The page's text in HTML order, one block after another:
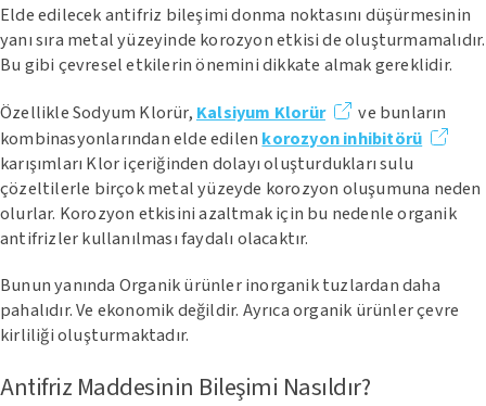
Elde edilecek antifriz bileşimi donma noktasını düşürmesinin
yanı sıra metal yüzeyinde korozyon etkisi de oluşturmamalıdır.
Bu gibi çevresel etkilerin önemini dikkate almak gereklidir.
Özellikle Sodyum Klorür, Kalsiyum Klorür
ve bunların
kombinasyonlarından elde edilen korozyon inhibitörü
karışımları Klor içeriğinden dolayı oluşturdukları sulu
çözeltilerle birçok metal yüzeyde korozyon oluşumuna neden
olurlar. Korozyon etkisini azaltmak için bu nedenle organik
antifrizler kullanılması faydalı olacaktır.
Bunun yanında Organik ürünler inorganik tuzlardan daha
pahalıdır. Ve ekonomik değildir. Ayrıca organik ürünler çevre
kirliliği oluşturmaktadır.
Antifriz Maddesinin Bileşimi Nasıldır?